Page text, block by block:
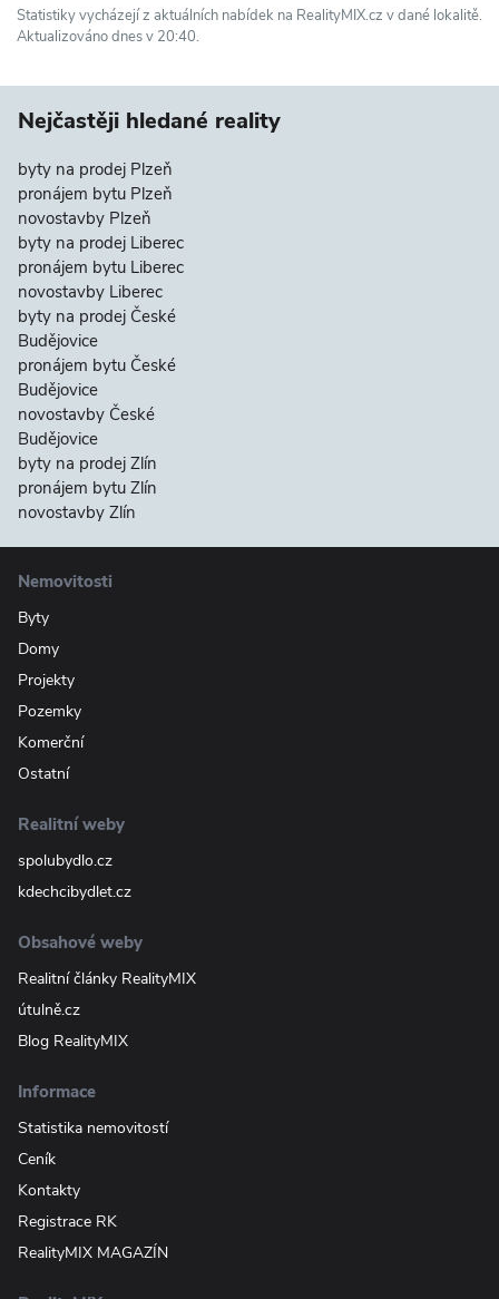
Statistiky vycházejí z aktuálních nabídek na RealityMIX.cz v dané lokalitě.
Aktualizováno dnes v 20:40.
Nejčastěji hledané reality
byty na prodej Plzeň
pronájem bytu Plzeň
novostavby Plzeň
byty na prodej Liberec
pronájem bytu Liberec
novostavby Liberec
byty na prodej České
Budějovice
pronájem bytu České
Budějovice
novostavby České
Budějovice
byty na prodej Zlín
pronájem bytu Zlín
novostavby Zlín
Nemovitosti
Byty
Domy
Projekty
Pozemky
Komerční
Ostatní
Realitní weby
spolubydlo.cz
kdechcibydlet.cz
Obsahové weby
Realitní články RealityMIX
útulně.cz
Blog RealityMIX
Informace
Statistika nemovitostí
Ceník
Kontakty
Registrace RK
RealityMIX MAGAZÍN